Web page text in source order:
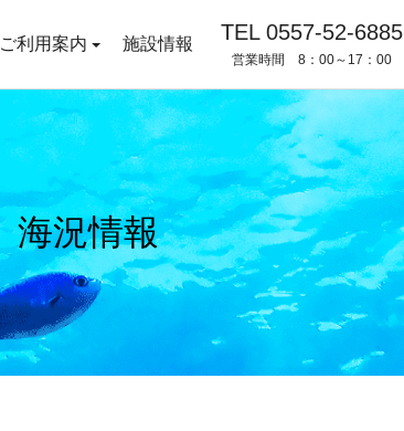
ご利用案内 施設情報 TEL 0557-52-6885
営業時間 8：00～17：00
海況情報